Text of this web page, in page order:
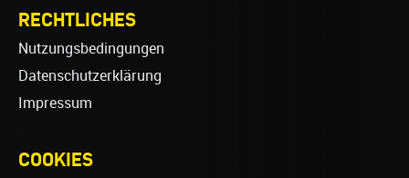
RECHTLICHES
Nutzungsbedingungen
Datenschutzerklärung
Impressum
COOKIES